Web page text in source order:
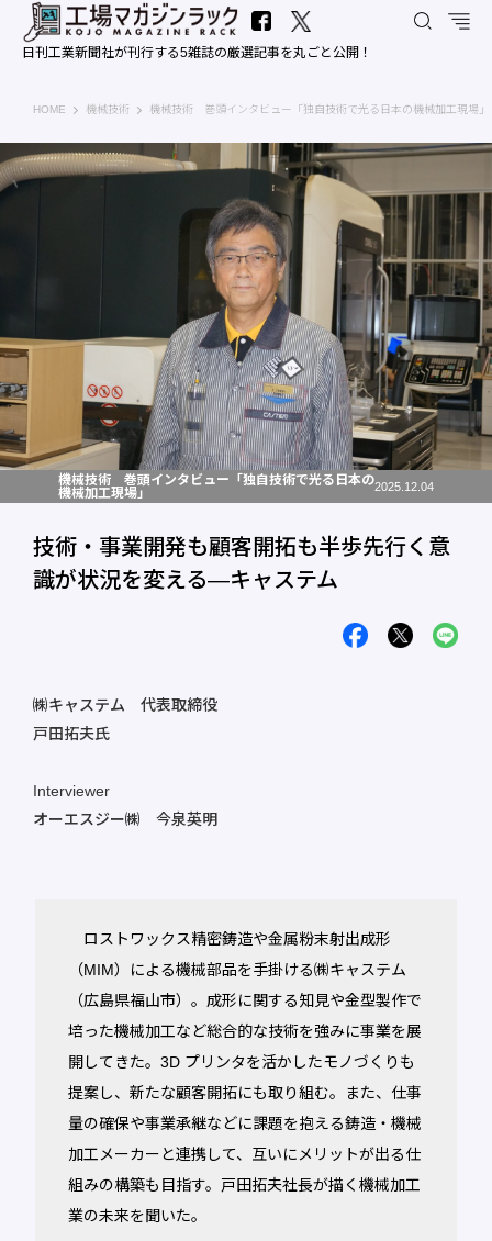
日刊工業新聞社が刊行する5雑誌の厳選記事を丸ごと公開！
HOME 工場マガジンラック｜日刊工業新聞社
機械技術 機械技術 巻頭インタビュー「独自技術で光る日本の機械加工現場」
機械技術 巻頭インタビュー「独自技術で光る日本の
機械加工現場」
2025.12.04
技術・事業開発も顧客開拓も半歩先行く意
識が状況を変える―キャステム
㈱キャステム 代表取締役
戸田拓夫氏
Interviewer
オーエスジー㈱ 今泉英明
ロストワックス精密鋳造や金属粉末射出成形
（MIM）による機械部品を手掛ける㈱キャステム
（広島県福山市）。成形に関する知見や金型製作で
培った機械加工など総合的な技術を強みに事業を展
開してきた。3D プリンタを活かしたモノづくりも
提案し、新たな顧客開拓にも取り組む。また、仕事
量の確保や事業承継などに課題を抱える鋳造・機械
加工メーカーと連携して、互いにメリットが出る仕
組みの構築も目指す。戸田拓夫社長が描く機械加工
業の未来を聞いた。